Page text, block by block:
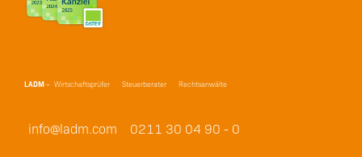
LADM– Wirtschaftsprüfer Steuerberater Rechtsanwälte
info@ladm.com
0211 30 04 90 - 0